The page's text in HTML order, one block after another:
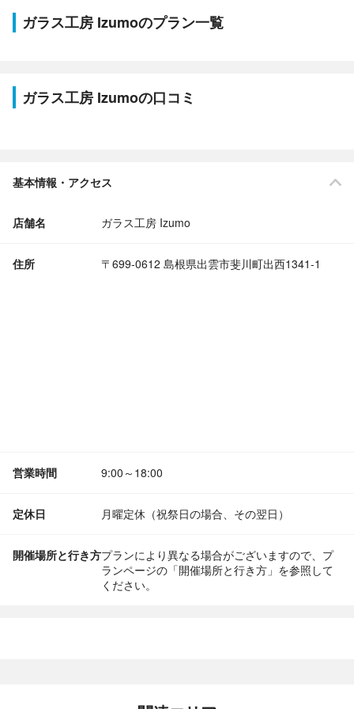
ガラス工房 Izumoのプラン一覧
ガラス工房 Izumoの口コミ
基本情報・アクセス
店舗名 ガラス工房 Izumo
住所 〒699-0612 島根県出雲市斐川町出西1341-1
営業時間 9:00～18:00
定休日 月曜定休（祝祭日の場合、その翌日）
開催場所と行き方プランにより異なる場合がございますので、プ
ランページの「開催場所と行き方」を参照して
ください。